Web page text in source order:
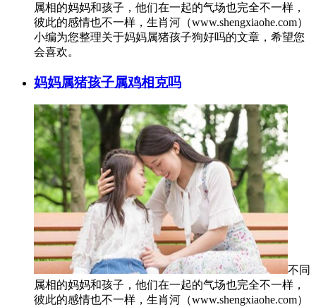
属相的妈妈和孩子，他们在一起的气场也完全不一样，
彼此的感情也不一样，生肖河（www.shengxiaohe.com）
小编为您整理关于妈妈属猪孩子狗好吗的文章，希望您
会喜欢。
妈妈属猪孩子属鸡相克吗
不同
属相的妈妈和孩子，他们在一起的气场也完全不一样，
彼此的感情也不一样，生肖河（www.shengxiaohe.com）